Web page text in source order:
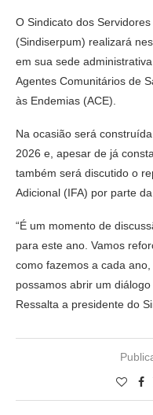
O Sindicato dos
(Sindiserpum) realizará
em sua sede
Agentes Comunitários de
às Endemias (ACE).
Na ocasião será
2026 e, apesar de já
também será discutido o
Adicional (IFA) por parte
“É um momento de
para este ano. Vamos
como fazemos a cada
possamos abrir um
Ressalta a presidente do